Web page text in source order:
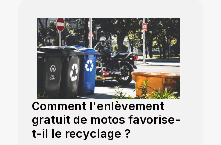
Comment l'enlèvement
gratuit de motos favorise-
t-il le recyclage ?